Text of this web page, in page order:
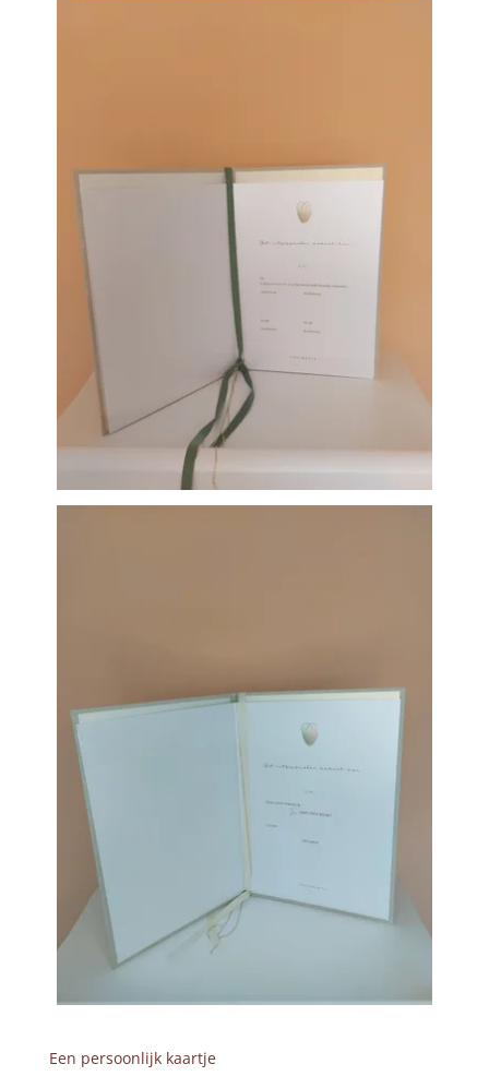
Een persoonlijk kaartje